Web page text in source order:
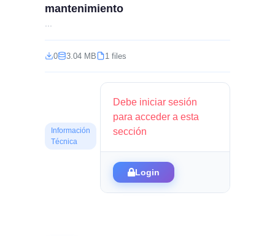
mantenimiento
0 3.04 MB 1 files
Información
Técnica
Debe iniciar sesión
para acceder a esta
sección
Login